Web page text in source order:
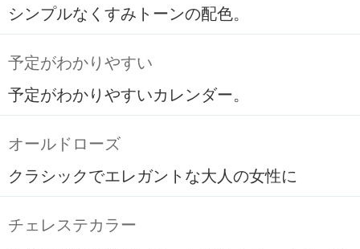
シンプルなくすみトーンの配色。
予定がわかりやすい
予定がわかりやすいカレンダー。
オールドローズ
クラシックでエレガントな大人の女性に
チェレステカラー